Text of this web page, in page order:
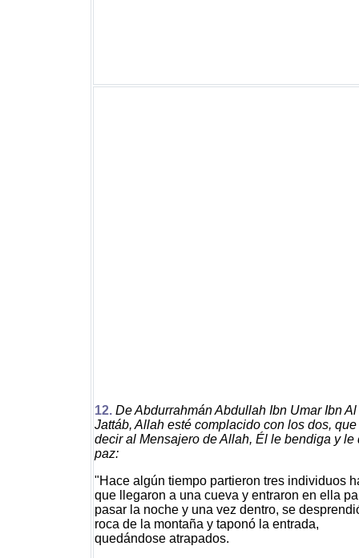
12. De Abdurrahmán Abdullah Ibn Umar Ibn Al
Jattáb, Allah esté complacido con los dos,
decir al Mensajero de Allah, Él le bendiga y le
paz:
"Hace algún tiempo partieron tres individuos
que llegaron a una cueva y entraron en ella
pasar la noche y una vez dentro, se
roca de la montaña y taponó la entrada,
quedándose atrapados.